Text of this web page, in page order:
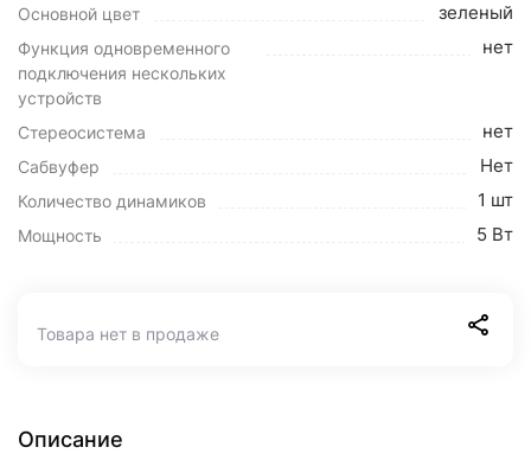
Основной цвет зеленый
Функция одновременного
подключения нескольких
устройств
нет
Стереосистема нет
Сабвуфер Нет
Количество динамиков 1 шт
Мощность 5 Вт
Товара нет в продаже
Описание